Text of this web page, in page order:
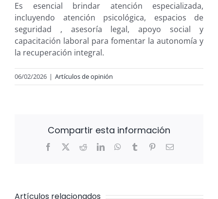
Es esencial brindar atención especializada,
incluyendo atención psicológica, espacios de
seguridad , asesoría legal, apoyo social y
capacitación laboral para fomentar la autonomía y
la recuperación integral.
06/02/2026 | Artículos de opinión
Compartir esta información
Facebook RedditLinkedInWhatsApp
Tumblr PinterestCorreo
Artículos relacionados